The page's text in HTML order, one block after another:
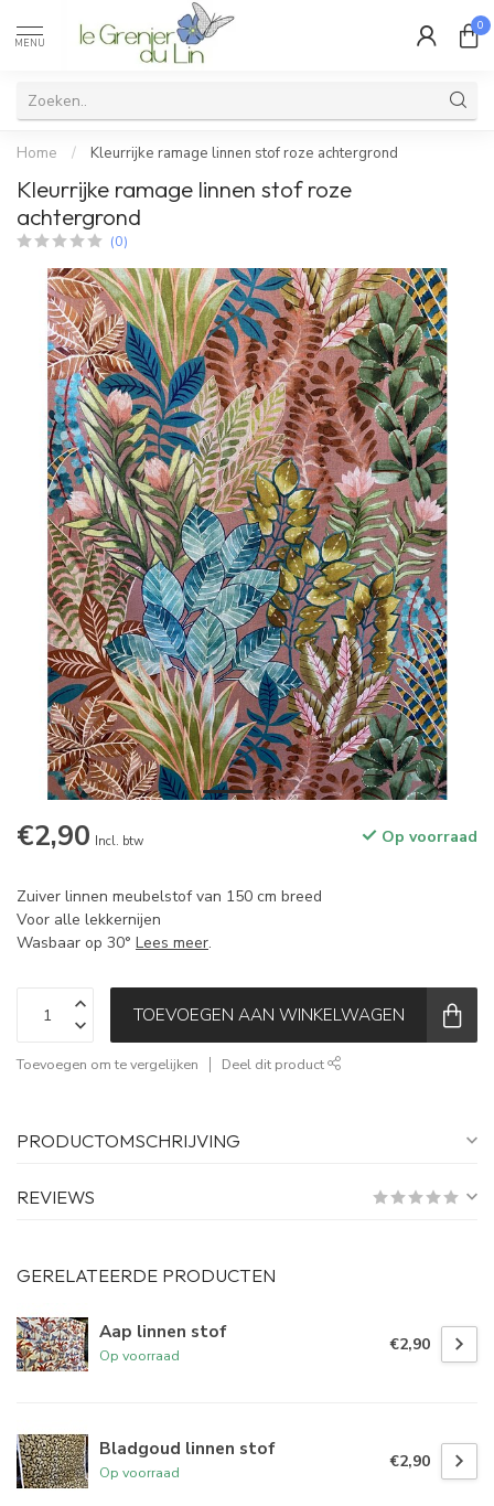
MENU
0
Home / Kleurrijke ramage linnen stof roze achtergrond
Kleurrijke ramage linnen stof roze
achtergrond
(0)
€2,90 Incl. btw Op voorraad
Zuiver linnen meubelstof van 150 cm breed
Voor alle lekkernijen
Wasbaar op 30° Lees meer.
TOEVOEGEN AAN WINKELWAGEN
Toevoegen om te vergelijken Deel dit product
PRODUCTOMSCHRIJVING
REVIEWS
GERELATEERDE PRODUCTEN
Aap linnen stof
Op voorraad
€2,90
Bladgoud linnen stof
Op voorraad
€2,90